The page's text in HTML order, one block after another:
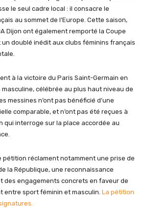
le seul cadre local : il consacre le
au sommet de l’Europe. Cette saison,
Dijon ont également remporté la Coupe
un doublé inédit aux clubs féminins français
à la victoire du Paris Saint-Germain en
célébrée au plus haut niveau de
messines n’ont pas bénéficié d’une
comparable, et n’ont pas été reçues à
qui interroge sur la place accordée au
pétition réclament notamment une prise de
la République, une reconnaissance
des engagements concrets en faveur de
entre sport féminin et masculin. La pétition